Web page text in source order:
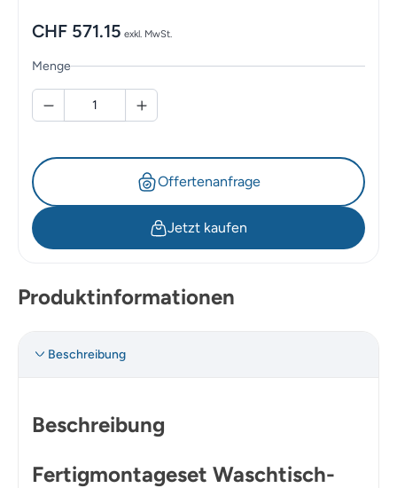
CHF 571.15 exkl. MwSt.
Menge
Offertenanfrage
Jetzt kaufen
Produktinformationen
Beschreibung
Beschreibung
Fertigmontageset Waschtisch-